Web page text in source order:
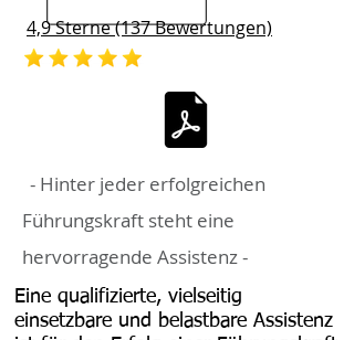
4,9 Sterne (137 Bewertungen)
- Hinter jeder erfolgreichen
Führungskraft steht eine
hervorragende Assistenz -
Eine qualifizierte, vielseitig
einsetzbare und belastbare Assistenz